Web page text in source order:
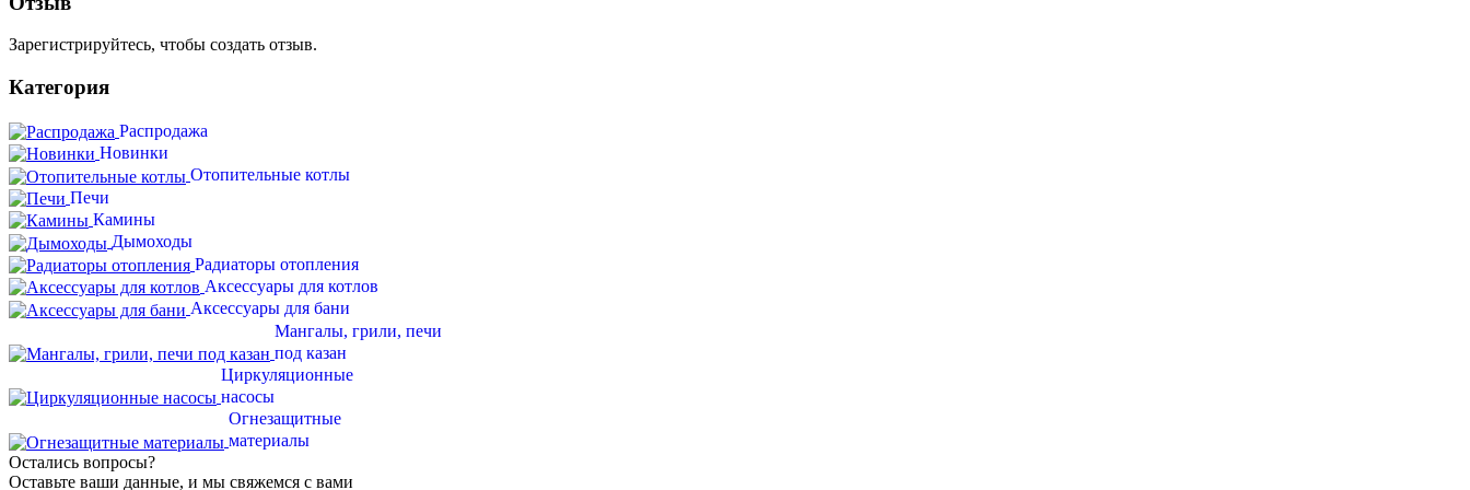
Зарегистрируйтесь, чтобы создать отзыв.
Категория
Распродажа
Новинки
Отопительные котлы
Печи
Камины
Дымоходы
Радиаторы отопления
Аксессуары для котлов
Аксессуары для бани
Мангалы, грили, печи
под казан
Циркуляционные
насосы
Огнезащитные
материалы
Остались вопросы?
Оставьте ваши данные, и мы свяжемся с вами